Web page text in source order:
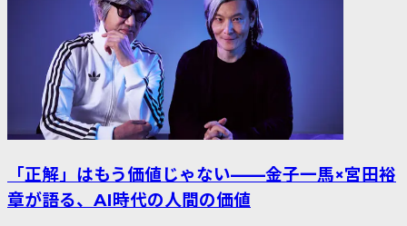
「正解」はもう価値じゃない——金子一馬×宮田裕
章が語る、AI時代の人間の価値